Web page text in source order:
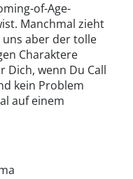
of-Age-
Manchmal zieht
uns aber der tolle
Charaktere
Dich, wenn Du Call
kein Problem
auf einem